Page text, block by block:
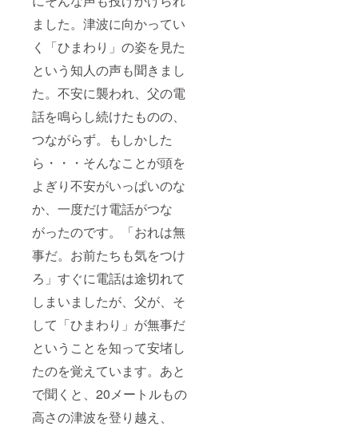
ました。津波に向かってい
く「ひまわり」の姿を見た
という知人の声も聞きまし
た。不安に襲われ、父の電
話を鳴らし続けたものの、
つながらず。もしかした
ら・・・そんなことが頭を
よぎり不安がいっぱいのな
か、一度だけ電話がつな
がったのです。「おれは無
事だ。お前たちも気をつけ
ろ」すぐに電話は途切れて
しまいましたが、父が、そ
して「ひまわり」が無事だ
ということを知って安堵し
たのを覚えています。あと
で聞くと、20メートルもの
高さの津波を登り越え、